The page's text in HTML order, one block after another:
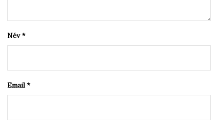
Név*
Email*